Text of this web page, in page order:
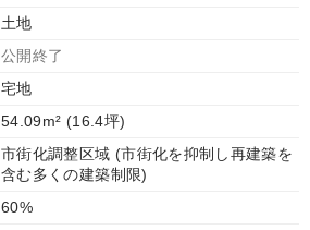
土地
公開終了
宅地
54.09m² (16.4坪)
市街化調整区域 (市街化を抑制し再建築を
含む多くの建築制限)
60%